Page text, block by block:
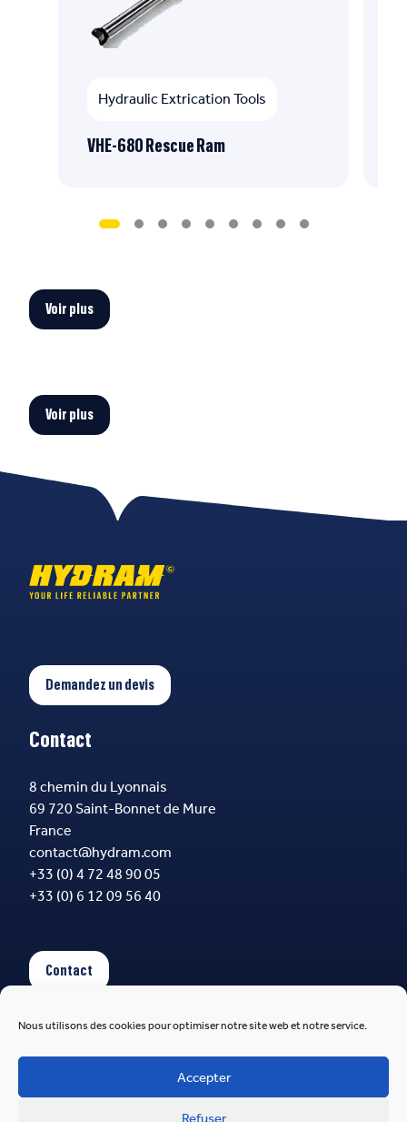
Nous utilisons des cookies pour optimiser notre site web et notre service.
Accepter
Refuser
Hydraulic Extrication Tools
VHE-680 Rescue Ram
Voir plus
Voir plus
Demandez un devis
Contact
8 chemin du Lyonnais
69 720 Saint-Bonnet de Mure
France
contact@hydram.com
+33 (0) 4 72 48 90 05
+33 (0) 6 12 09 56 40
Contact